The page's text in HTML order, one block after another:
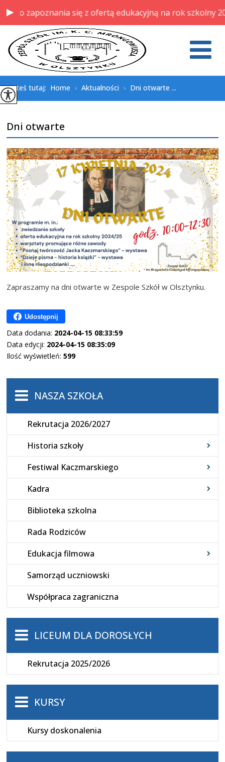
do zapoznania się z ofertą edukacyjną na rok szkolny
Jesteś tutaj: Home > Aktualności > Dni otwarte ...
Dni otwarte
Zapraszamy na dni otwarte w Zespole Szkół w Olsztynku.
Udostępnij
Data dodania: 2024-04-15 08:33:59
Data edycji: 2024-04-15 08:35:09
Ilość wyświetleń:599
NASZA SZKOŁA
Rekrutacja 2026/2027
Historia szkoły
Festiwal Kaczmarskiego
Kadra
Biblioteka szkolna
Rada Rodziców
Edukacja filmowa
Samorząd uczniowski
Współpraca zagraniczna
LICEUM DLA DOROSŁYCH
Rekrutacja 2025/2026
KURSY
Kursy doskonalenia